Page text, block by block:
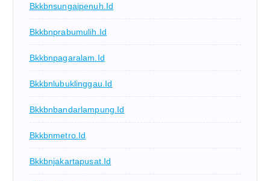
Bkkbnsungaipenuh.id
Bkkbnprabumulih.id
Bkkbnpagaralam.id
Bkkbnlubuklinggau.id
Bkkbnbandarlampung.id
Bkkbnmetro.id
Bkkbnjakartapusat.id